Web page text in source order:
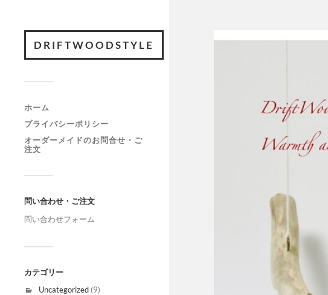
DRIFTWOODSTYLE
ホーム
プライバシーポリシー
オーダーメイドのお問合せ・ご
注文
問い合わせ・ご注文
問い合わせフォーム
カテゴリー
Uncategorized (9)